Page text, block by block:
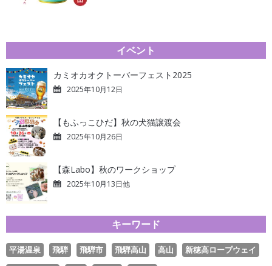
イベント
カミオカオクトーバーフェスト2025
2025年10月12日
【もふっこひだ】秋の犬猫譲渡会
2025年10月26日
【森Labo】秋のワークショップ
2025年10月13日他
キーワード
平湯温泉 飛騨 飛騨市 飛騨高山 高山
新穂高ロープウェイ